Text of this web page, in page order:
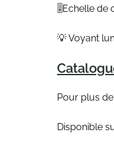
🎚️Echelle de
💡 Voyant
Pour plus de
Disponible